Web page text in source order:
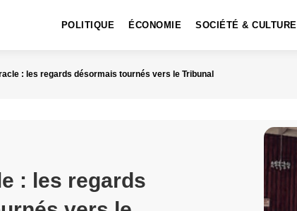
POLITIQUE ÉCONOMIE SOCIÉTÉ & CULTURE
: les regards désormais tournés vers le Tribunal
: les regards